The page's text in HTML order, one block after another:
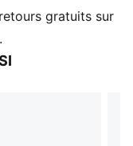
confortable
des plus
gratuits sur